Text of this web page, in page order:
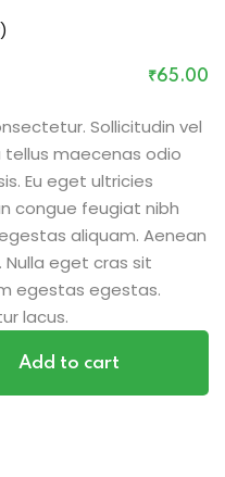
₹65.00
Sollicitudin vel
tellus maecenas odio
Eu eget ultricies
congue feugiat nibh
aliquam. Aenean
eget cras sit
egestas egestas.
lacus.
Add to cart